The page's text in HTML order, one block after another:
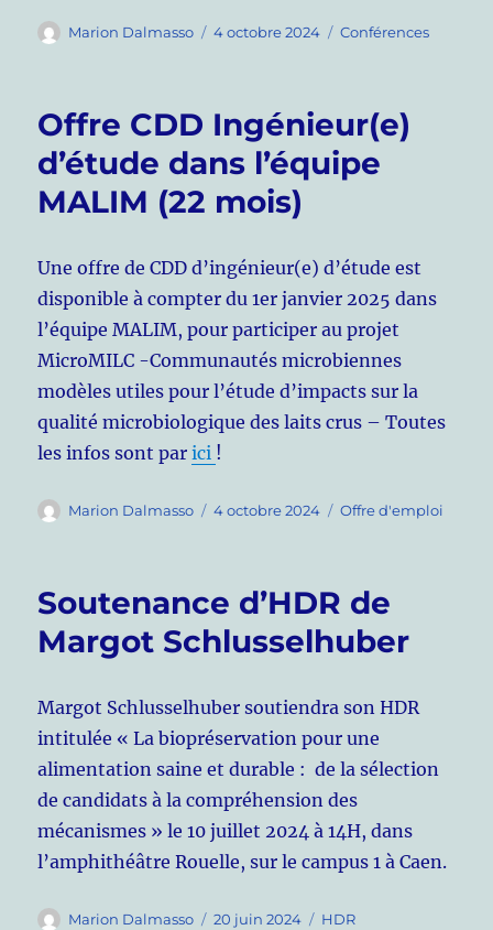
Auteur
Marion Dalmasso
Publié
4 octobre 2024 Catégories
Conférences
Offre CDD Ingénieur(e)
d’étude dans l’équipe
MALIM (22 mois)
Une offre de CDD d’ingénieur(e) d’étude est
disponible à compter du 1er janvier 2025 dans
l’équipe MALIM, pour participer au projet
MicroMILC -Communautés microbiennes
modèles utiles pour l’étude d’impacts sur la
qualité microbiologique des laits crus – Toutes
les infos sont parici !
Auteur
Marion Dalmasso
Publié
4 octobre 2024 Catégories
Offre d'emploi
Soutenance d’HDR de
Margot Schlusselhuber
Margot Schlusselhuber soutiendra son HDR
intitulée « La biopréservation pour une
alimentation saine et durable : de la sélection
de candidats à la compréhension des
mécanismes » le 10 juillet 2024 à 14H, dans
l’amphithéâtre Rouelle, sur le campus 1 à Caen.
Auteur
Marion Dalmasso
Publié
20 juin 2024 Catégories
HDR